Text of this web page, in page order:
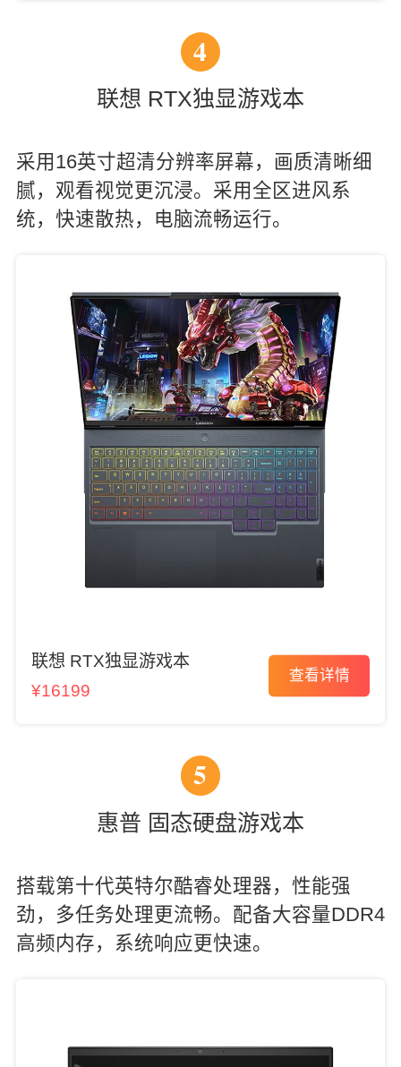
4
联想 RTX独显游戏本
采用16英寸超清分辨率屏幕，画质清晰细
腻，观看视觉更沉浸。采用全区进风系
统，快速散热，电脑流畅运行。
联想 RTX独显游戏本
¥16199
查看详情
5
惠普 固态硬盘游戏本
搭载第十代英特尔酷睿处理器，性能强
劲，多任务处理更流畅。配备大容量DDR4
高频内存，系统响应更快速。